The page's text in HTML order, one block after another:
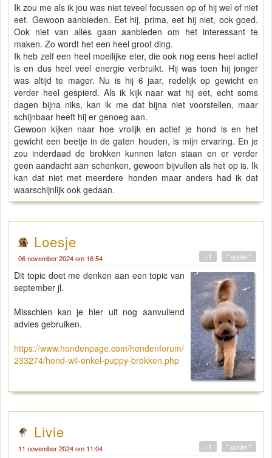
Ik zou me als ik jou was niet teveel focussen op of hij wel of niet
eet. Gewoon aanbieden. Eet hij, prima, eet hij niet, ook goed.
Ook niet van alles gaan aanbieden om het interessant te
maken. Zo wordt het een heel groot ding.
Ik heb zelf een heel moeilijke eter, die ook nog eens heel actief
is en dus heel veel energie verbruikt. Hij was toen hij jonger
was altijd te mager. Nu is hij 6 jaar, redelijk op gewicht en
verder heel gespierd. Als ik kijk naar wat hij eet, echt soms
dagen bijna niks, kan ik me dat bijna niet voorstellen, maar
schijnbaar heeft hij er genoeg aan.
Gewoon kijken naar hoe vrolijk en actief je hond is en het
gewicht een beetje in de gaten houden, is mijn ervaring. En je
zou inderdaad de brokken kunnen laten staan en er verder
geen aandacht aan schenken, gewoon bijvullen als het op is. Ik
kan dat niet met meerdere honden maar anders had ik dat
waarschijnlijk ook gedaan.
Loesje
06 november 2024 om 16:54 " quote "
+1
Dit topic doet me denken aan een topic van
september jl.
Misschien kan je hier uit nog aanvullend
advies gebruiken.
https://www.hondenpage.com/hondenforum/
233274/hond-wil-enkel-puppy-brokken.php
Livie
11 november 2024 om 11:04 " quote "
+1